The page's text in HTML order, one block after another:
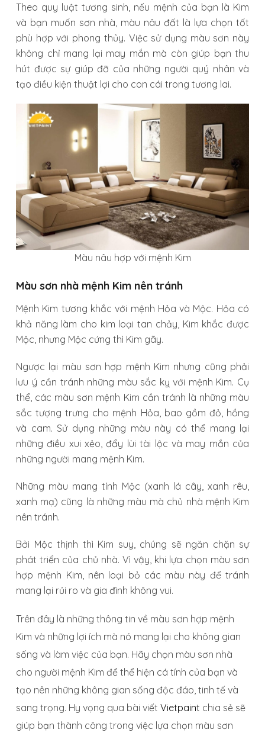
Theo quy luật tương sinh, nếu mệnh của bạn là Kim
và bạn muốn sơn nhà, màu nâu đất là lựa chọn tốt
phù hợp với phong thủy. Việc sử dụng màu sơn này
không chỉ mang lại may mắn mà còn giúp bạn thu
hút được sự giúp đỡ của những người quý nhân và
tạo điều kiện thuật lợi cho con cái trong tương lai.
Màu nâu hợp với mệnh Kim
Màu sơn nhà mệnh Kim nên tránh
Mệnh Kim tương khắc với mệnh Hỏa và Mộc. Hỏa có
khả năng làm cho kim loại tan chảy, Kim khắc được
Mộc, nhưng Mộc cứng thì Kim gãy.
Ngược lại màu sơn hợp mệnh Kim nhưng cũng phải
lưu ý cần tránh những màu sắc kỵ với mệnh Kim. Cụ
thể, các màu sơn mệnh Kim cần tránh là những màu
sắc tượng trưng cho mệnh Hỏa, bao gồm đỏ, hồng
và cam. Sử dụng những màu này có thể mang lại
những điều xui xẻo, đẩy lùi tài lộc và may mắn của
những người mang mệnh Kim.
Những màu mang tính Mộc (xanh lá cây, xanh rêu,
xanh mạ) cũng là những màu mà chủ nhà mệnh Kim
nên tránh.
Bởi Mộc thịnh thì Kim suy, chúng sẽ ngăn chặn sự
phát triển của chủ nhà. Vì vậy, khi lựa chọn màu sơn
hợp mệnh Kim, nên loại bỏ các màu này để tránh
mang lại rủi ro và gia đình không vui.
Trên đây là những thông tin về màu sơn hợp mệnh
Kim và những lợi ích mà nó mang lại cho không gian
sống và làm việc của bạn. Hãy chọn màu sơn nhà
cho người mệnh Kim để thể hiện cá tính của bạn và
tạo nên những không gian sống độc đáo, tinh tế và
sang trọng. Hy vọng qua bài viết Vietpaint chia sẻ sẽ
giúp bạn thành công trong việc lựa chọn màu sơn